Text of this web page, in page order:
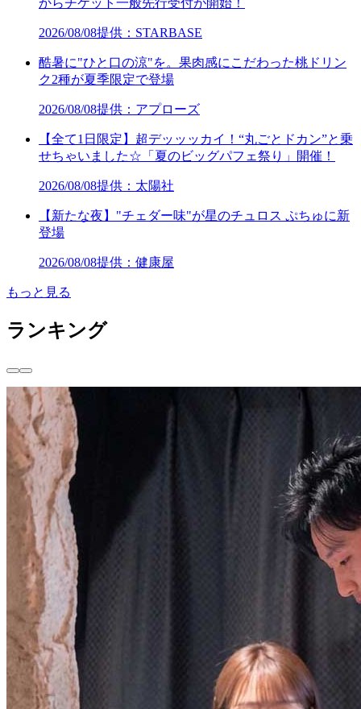
からチケット一般先行受付が開始！
2026/08/08提供：STARBASE
酷暑に"ひと口の涼"を。果肉感にこだわった桃ドリン
ク2種が夏季限定で登場
2026/08/08提供：アプローズ
【全て1日限定】超デッッッカイ！“丸ごとドカン”と乗
せちゃいました☆「夏のビッグパフェ祭り」開催！
2026/08/08提供：太陽社
【新たな夜】"チェダー味"が星のチュロス ぷちゅに新
登場
2026/08/08提供：健康屋
もっと見る
ランキング